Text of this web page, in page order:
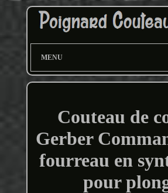
MENU
Couteau de
Gerber
fourreau en
pour